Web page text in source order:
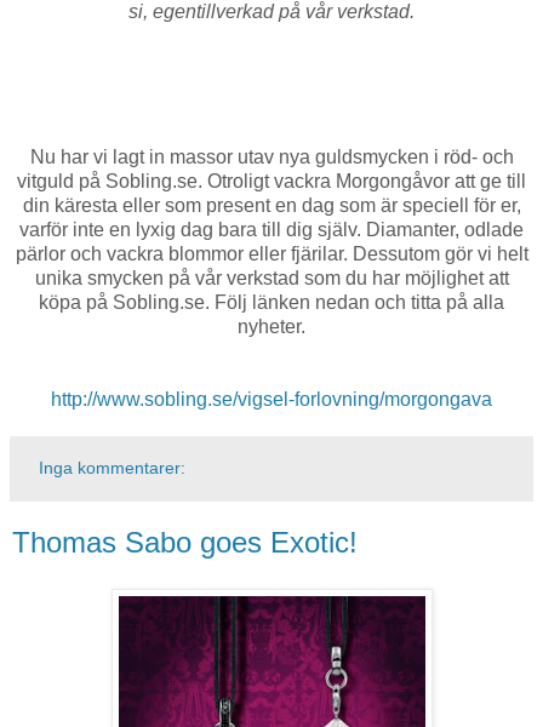
si, egentillverkad på vår verkstad.
Nu har vi lagt in massor utav nya guldsmycken i röd- och
vitguld på Sobling.se. Otroligt vackra Morgongåvor att ge till
din käresta eller som present en dag som är speciell för er,
varför inte en lyxig dag bara till dig själv. Diamanter, odlade
pärlor och vackra blommor eller fjärilar. Dessutom gör vi helt
unika smycken på vår verkstad som du har möjlighet att
köpa på Sobling.se. Följ länken nedan och titta på alla
nyheter.
http://www.sobling.se/vigsel-forlovning/morgongava
Inga kommentarer:
Thomas Sabo goes Exotic!